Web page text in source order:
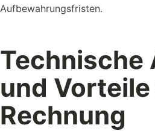
Aufbewahrungsfristen.
Technische
und
Rechnung